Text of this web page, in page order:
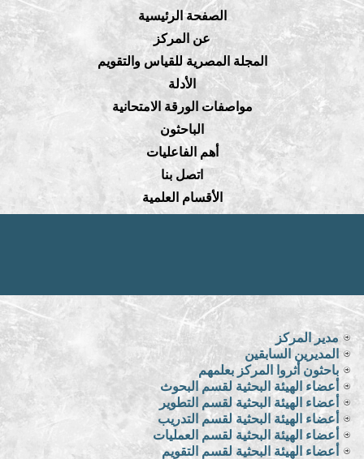
الصفحة الرئيسية
عن المركز
المجلة المصرية للقياس والتقويم
الأدلة
مواصفات الورقة الامتحانية
الباحثون
أهم الفاعليات
اتصل بنا
الأقسام العلمية
مدير المركز
المديرين السابقين
باحثون أثروا المركز بعلمهم
أعضاء الهيئة البحثية لقسم البحوث
أعضاء الهيئة البحثية لقسم التطوير
أعضاء الهيئة البحثية لقسم التدريب
أعضاء الهيئة البحثية لقسم العمليات
أعضاء الهيئة البحثية لقسم التقويم